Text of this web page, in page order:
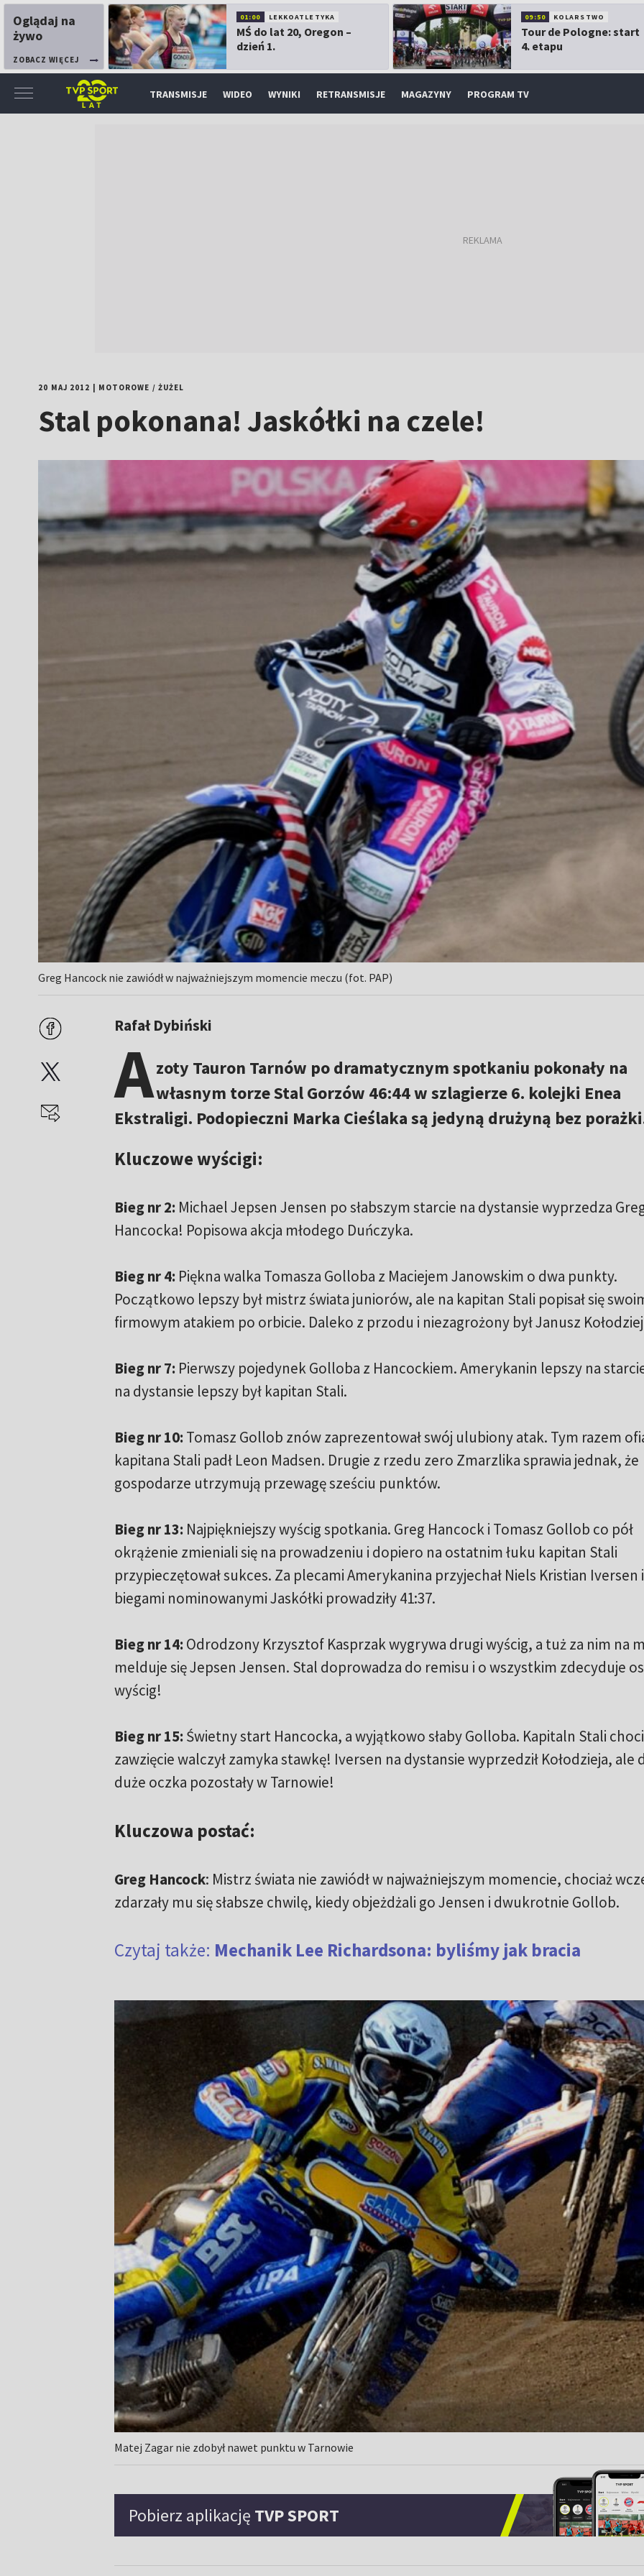
Oglądaj na
żywo
ZOBACZ WIĘCEJ
01:00 LEKKOATLETYKA
MŚ do lat 20, Oregon –
dzień 1.
09:50 KOLARSTWO
Tour de Pologne: start
4. etapu
TRANSMISJE WIDEO WYNIKI RETRANSMISJE MAGAZYNY PROGRAM TV
20 MAJ 2012 MOTOROWE / ŻUŻEL
Stal pokonana! Jaskółki na czele!
Greg Hancock nie zawiódł w najważniejszym momencie meczu (fot. PAP)
Rafał Dybiński
Azoty Tauron Tarnów po dramatycznym spotkaniu pokonały na
własnym torze Stal Gorzów 46:44 w szlagierze 6. kolejki Enea
Ekstraligi. Podopieczni Marka Cieślaka są jedyną drużyną bez
Kluczowe wyścigi:
Bieg nr 2: Michael Jepsen Jensen po słabszym starcie na dystansie wyprzedza
Hancocka! Popisowa akcja młodego Duńczyka.
Bieg nr 4: Piękna walka Tomasza Golloba z Maciejem Janowskim o dwa punkty.
Początkowo lepszy był mistrz świata juniorów, ale na kapitan Stali popisał się
firmowym atakiem po orbicie. Daleko z przodu i niezagrożony był Janusz
Bieg nr 7: Pierwszy pojedynek Golloba z Hancockiem. Amerykanin lepszy na
na dystansie lepszy był kapitan Stali.
Bieg nr 10: Tomasz Gollob znów zaprezentował swój ulubiony atak. Tym razem
kapitana Stali padł Leon Madsen. Drugie z rzedu zero Zmarzlika sprawia jednak, że
gospodarze utrzymują przewagę sześciu punktów.
Bieg nr 13: Najpiękniejszy wyścig spotkania. Greg Hancock i Tomasz Gollob co pół
okrążenie zmieniali się na prowadzeniu i dopiero na ostatnim łuku kapitan Stali
przypieczętował sukces. Za plecami Amerykanina przyjechał Niels Kristian Iversen
biegami nominowanymi Jaskółki prowadziły 41:37.
Bieg nr 14: Odrodzony Krzysztof Kasprzak wygrywa drugi wyścig, a tuż za nim na
melduje się Jepsen Jensen. Stal doprowadza do remisu i o wszystkim zdecyduje
wyścig!
Bieg nr 15: Świetny start Hancocka, a wyjątkowo słaby Golloba. Kapitaln Stali
zawzięcie walczył zamyka stawkę! Iversen na dystansie wyprzedził Kołodzieja, ale
duże oczka pozostały w Tarnowie!
Kluczowa postać:
Greg Hancock: Mistrz świata nie zawiódł w najważniejszym momencie, chociaż
zdarzały mu się słabsze chwilę, kiedy objeżdżali go Jensen i dwukrotnie Gollob.
Czytaj także: Mechanik Lee Richardsona: byliśmy jak bracia
Matej Zagar nie zdobył nawet punktu w Tarnowie
Pobierz aplikację TVP SPORT